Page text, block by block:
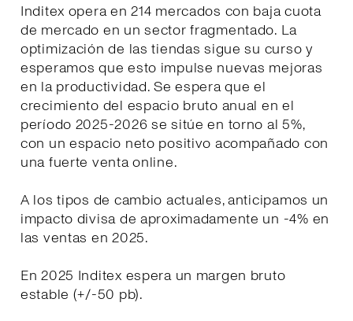
Inditex opera en 214 mercados con baja cuota
de mercado en un sector fragmentado. La
optimización de las tiendas sigue su curso y
esperamos que esto impulse nuevas mejoras
en la productividad. Se espera que el
crecimiento del espacio bruto anual en el
período 2025-2026 se sitúe en torno al 5%,
con un espacio neto positivo acompañado con
una fuerte venta online.
A los tipos de cambio actuales, anticipamos un
impacto divisa de aproximadamente un -4% en
las ventas en 2025.
En 2025 Inditex espera un margen bruto
estable (+/-50 pb).